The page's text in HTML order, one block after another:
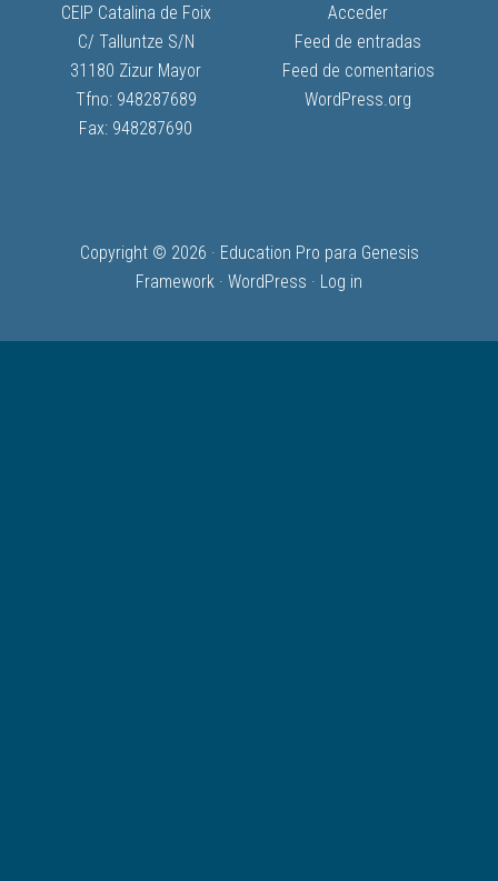
CEIP Catalina de Foix
C/ Talluntze S/N
31180 Zizur Mayor
Tfno: 948287689
Fax: 948287690
Acceder
Feed de entradas
Feed de comentarios
WordPress.org
Copyright © 2026 · Education Pro para Genesis
Framework · WordPress · Log in